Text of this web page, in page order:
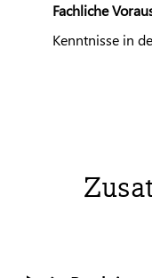
Fachliche
Kenntnisse in